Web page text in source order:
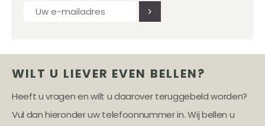
WILT U LIEVER EVEN BELLEN?
Heeft u vragen en wilt u daarover teruggebeld worden?
Vul dan hieronder uw telefoonnummer in. Wij bellen u